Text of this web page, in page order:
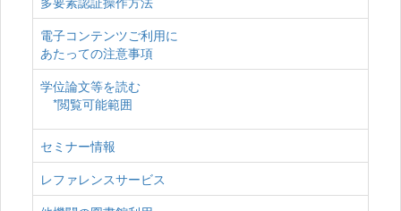
電子コンテンツご利用に
あたっての注意事項
学位論文等を読む
*閲覧可能範囲
セミナー情報
レファレンスサービス